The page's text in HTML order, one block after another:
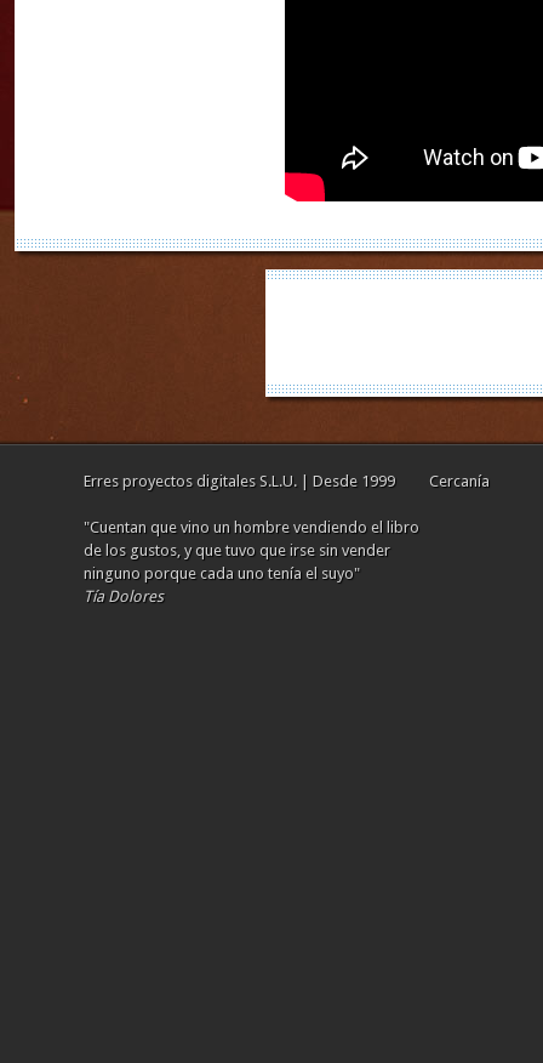
Erres proyectos digitales S.L.U. | Desde 1999
"Cuentan que vino un hombre vendiendo el libro
de los gustos, y que tuvo que irse sin vender
ninguno porque cada uno tenía el suyo"
Tía Dolores
Cercanía